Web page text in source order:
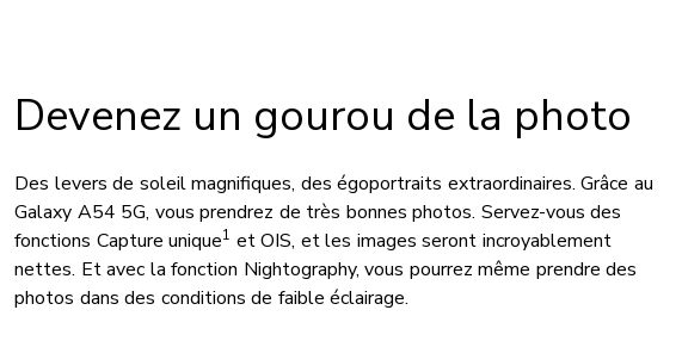
Devenez un gourou de la photo
Des levers de soleil magnifiques, des égoportraits extraordinaires. Grâce au
Galaxy A54 5G, vous prendrez de très bonnes photos. Servez-vous des
fonctions Capture unique1 et OIS, et les images seront incroyablement
nettes. Et avec la fonction Nightography, vous pourrez même prendre des
photos dans des conditions de faible éclairage.